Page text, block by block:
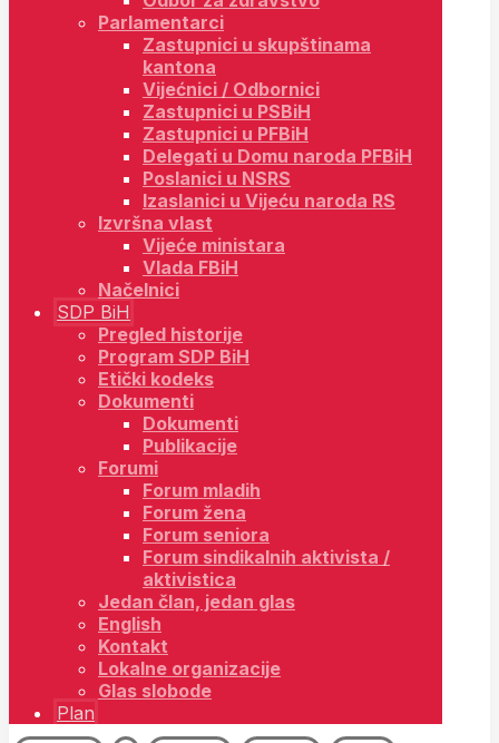
Parlamentarci
Zastupnici u skupštinama
kantona
Vijećnici / Odbornici
Zastupnici u PSBiH
Zastupnici u PFBiH
Delegati u Domu naroda PFBiH
Poslanici u NSRS
Izaslanici u Vijeću naroda RS
Izvršna vlast
Vijeće ministara
Vlada FBiH
Načelnici
SDP BiH
Pregled historije
Program SDP BiH
Etički kodeks
Dokumenti
Dokumenti
Publikacije
Forumi
Forum mladih
Forum žena
Forum seniora
Forum sindikalnih aktivista /
aktivistica
Jedan član, jedan glas
English
Kontakt
Lokalne organizacije
Glas slobode
Plan